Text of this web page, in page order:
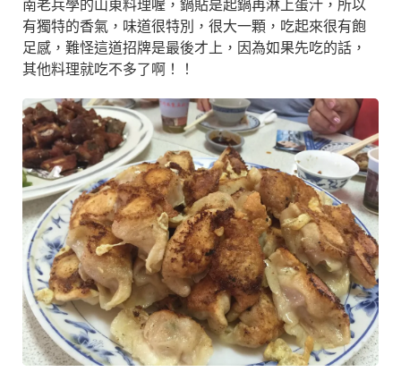
南老兵學的山東料理喔，鍋貼是起鍋再淋上蛋汁，所以
有獨特的香氣，味道很特別，很大一顆，吃起來很有飽
足感，難怪這道招牌是最後才上，因為如果先吃的話，
其他料理就吃不多了啊！！